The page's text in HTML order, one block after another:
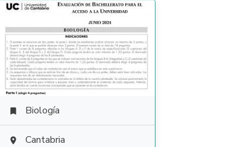
 Biología
 Cantabria